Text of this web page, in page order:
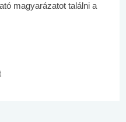
magyarázatot találni a